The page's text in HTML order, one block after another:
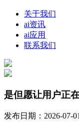
关于我们
ai资讯
ai应用
联系我们
是但愿让用户正
发布日期：2026-07-